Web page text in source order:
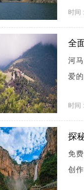
时间
全
河
爱
时间
探
免
创